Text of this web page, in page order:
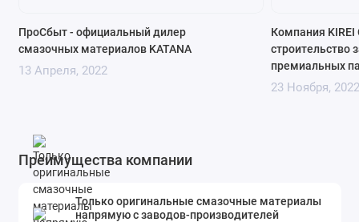
ПроСбыт - официальный дилер
смазочных материалов KATANA
13 Апреля, 2022
Компания KIREI
строительство
премиальных
23 Ноября, 2022
Преимущества компании
Только оригинальные смазочные материалы
напрямую с заводов-производителей